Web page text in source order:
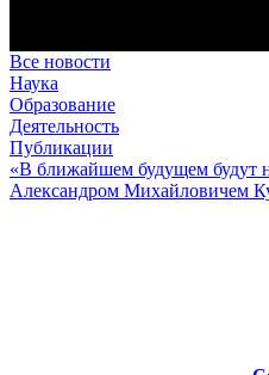
Все новости
Наука
Образование
Деятельность
Публикации
«В ближайшем будущем будут
Александром Михайловичем